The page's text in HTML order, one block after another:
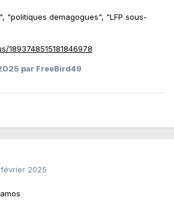
"politiques demagogues", "LFP sous-
1893748515181846978
par FreeBird49
2025